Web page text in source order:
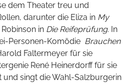
dem Theater treu und
darunter die Eliza in My
in Die Reifeprüfung. In
Personen-Komödie Brauchen
Faltermeyer für sie
René Heinerdorff für sie
und singt die Wahl-Salzburgerin